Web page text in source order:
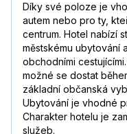
Díky své poloze je
autem nebo pro ty,
centrum. Hotel nabízí
městskému ubytování
obchodními
možné se dostat
základní občanská
Ubytování je vhodné
Charakter hotelu je
služeb.